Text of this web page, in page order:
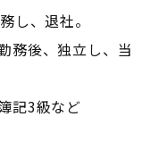
し、退社。
務後、独立し、当
記3級など